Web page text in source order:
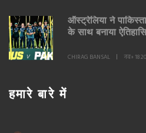
ऑस्ट्रेलिया ने
के साथ बनाया
CHIRAG BANSAL नव॰ 18
हमारे बारे में